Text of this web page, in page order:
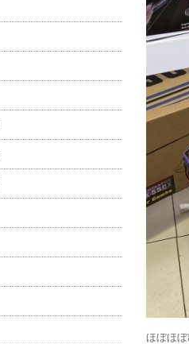
ほぼほぼ